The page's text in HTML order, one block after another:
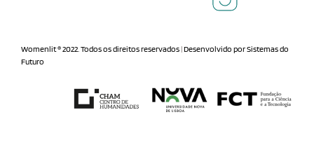
Womenlit ® 2022. Todos os direitos reservados |Desenvolvido porSistemas do
Futuro